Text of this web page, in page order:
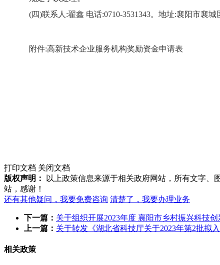
(四)联系人:翟鑫 电话:0710-3531343。地址:襄阳市襄
附件:高新技术企业服务机构奖励资金申请表
打印文档 关闭文档
版权声明：
以上政策信息来源于相关政府网站，所有文字
站，感谢！
还有其他疑问，我要免费咨询 清楚了，我要办理业务
下一篇： 关于组织开展2023年度 襄阳市乡村振兴科技
上一篇： 关于转发《湖北省科技厅关于2023年第2批拟
相关政策